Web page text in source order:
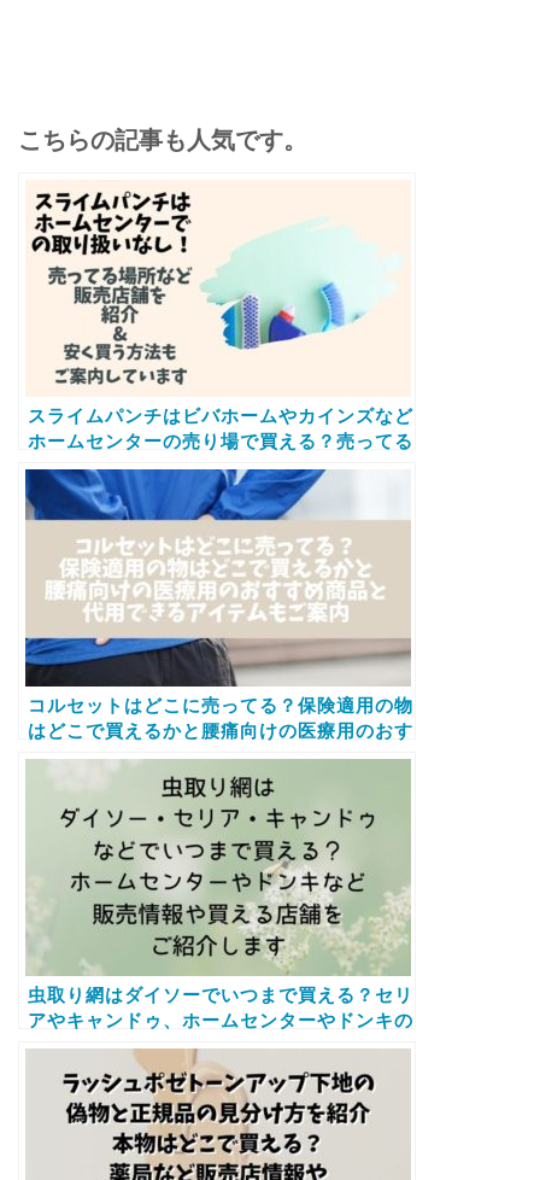
こちらの記事も人気です。
スライムパンチはビバホームやカインズなど
ホームセンターの売り場で買える？売ってる
場所など販売店情報と安く買う方法もご案内
コルセットはどこに売ってる？保険適用の物
はどこで買えるかと腰痛向けの医療用のおす
すめ商品と代用できるアイテムもご案内
虫取り網はダイソーでいつまで買える？セリ
アやキャンドゥ、ホームセンターやドンキの
販売状況をご紹介します